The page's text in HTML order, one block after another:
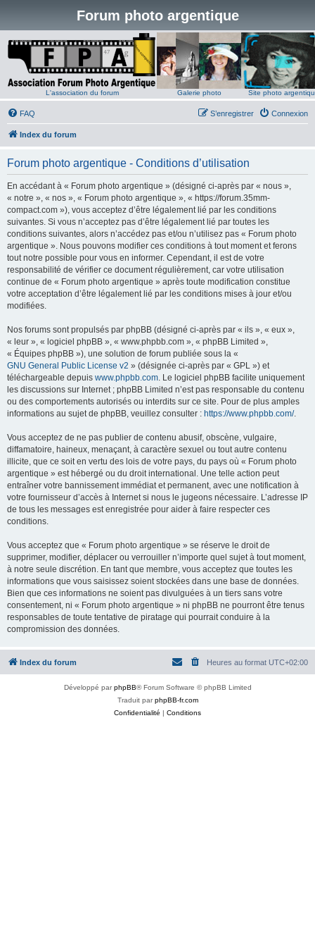
Forum photo argentique
L'association du forum Galerie photo Site photo
FAQ Connexion
S’enregistrer
Index du forum
Forum photo argentique - Conditions d’utilisation
En accédant à « Forum photo argentique » (désigné ci-après par « nous »,
« notre », « nos », « Forum photo argentique », « https://forum.35mm-
compact.com »), vous acceptez d’être légalement lié par les conditions
suivantes. Si vous n’acceptez pas d’être légalement lié par toutes les
conditions suivantes, alors n’accédez pas et/ou n’utilisez pas « Forum photo
argentique ». Nous pouvons modifier ces conditions à tout moment et ferons
tout notre possible pour vous en informer. Cependant, il est de votre
responsabilité de vérifier ce document régulièrement, car votre utilisation
continue de « Forum photo argentique » après toute modification constitue
votre acceptation d’être légalement lié par les conditions mises à jour et/ou
modifiées.
Nos forums sont propulsés par phpBB (désigné ci-après par « ils », « eux »,
« leur », « logiciel phpBB », « www.phpbb.com », « phpBB Limited »,
« Équipes phpBB »), une solution de forum publiée sous la «
GNU General Public License v2 » (désignée ci-après par « GPL ») et
téléchargeable depuis www.phpbb.com. Le logiciel phpBB facilite uniquement
les discussions sur Internet ; phpBB Limited n’est pas responsable du contenu
ou des comportements autorisés ou interdits sur ce site. Pour de plus amples
informations au sujet de phpBB, veuillez consulter : https://www.phpbb.com/.
Vous acceptez de ne pas publier de contenu abusif, obscène, vulgaire,
diffamatoire, haineux, menaçant, à caractère sexuel ou tout autre contenu
illicite, que ce soit en vertu des lois de votre pays, du pays où « Forum photo
argentique » est hébergé ou du droit international. Une telle action peut
entraîner votre bannissement immédiat et permanent, avec une notification à
votre fournisseur d’accès à Internet si nous le jugeons nécessaire. L’adresse IP
de tous les messages est enregistrée pour aider à faire respecter ces
conditions.
Vous acceptez que « Forum photo argentique » se réserve le droit de
supprimer, modifier, déplacer ou verrouiller n’importe quel sujet à tout moment,
à notre seule discrétion. En tant que membre, vous acceptez que toutes les
informations que vous saisissez soient stockées dans une base de données.
Bien que ces informations ne soient pas divulguées à un tiers sans votre
consentement, ni « Forum photo argentique » ni phpBB ne pourront être tenus
responsables de toute tentative de piratage qui pourrait conduire à la
compromission des données.
Index du forum Heures au format UTC+02:00
Développé parphpBB® Forum Software © phpBB Limited
Traduit parphpBB-fr.com
Confidentialité | Conditions